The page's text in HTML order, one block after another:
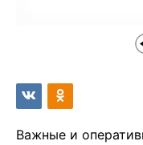
Важные и